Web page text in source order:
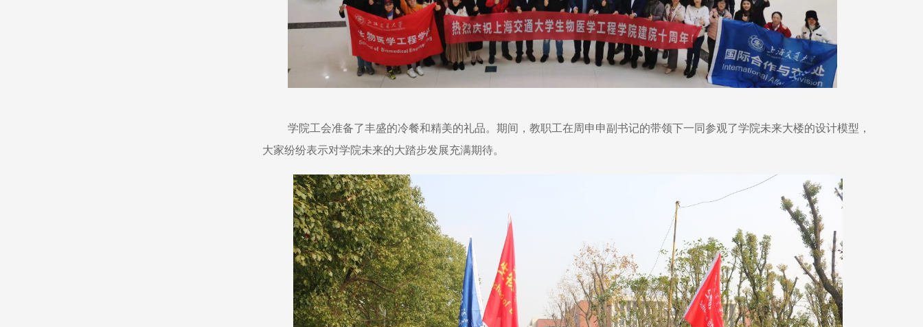
学院工会准备了丰盛的冷餐和精美的礼品。期间，教职工在周申申副书记的带领下一同参观了学院未来大楼的设计模型，
大家纷纷表示对学院未来的大踏步发展充满期待。